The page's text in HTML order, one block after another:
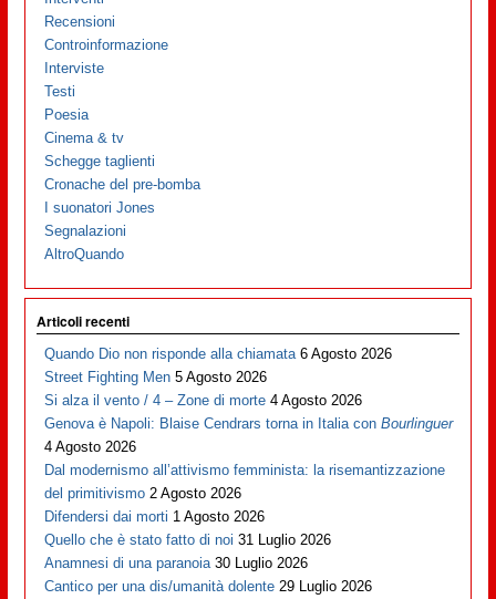
Recensioni
Controinformazione
Interviste
Testi
Poesia
Cinema & tv
Schegge taglienti
Cronache del pre-bomba
I suonatori Jones
Segnalazioni
AltroQuando
Articoli recenti
Quando Dio non risponde alla chiamata 6 Agosto 2026
Street Fighting Men 5 Agosto 2026
Si alza il vento / 4 – Zone di morte 4 Agosto 2026
Genova è Napoli: Blaise Cendrars torna in Italia conBourlinguer
4 Agosto 2026
Dal modernismo all’attivismo femminista: la risemantizzazione
del primitivismo 2 Agosto 2026
Difendersi dai morti 1 Agosto 2026
Quello che è stato fatto di noi 31 Luglio 2026
Anamnesi di una paranoia 30 Luglio 2026
Cantico per una dis/umanità dolente 29 Luglio 2026